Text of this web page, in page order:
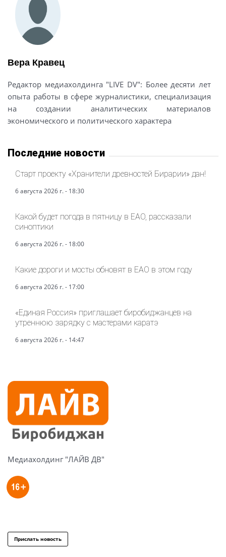
Вера Кравец
Редактор медиахолдинга "LIVE DV": Более десяти лет
опыта работы в сфере журналистики, специализация
на создании аналитических материалов
экономического и политического характера
Последние новости
Старт проекту «Хранители древностей Бирарии» дан!
6 августа 2026 г. - 18:30
Какой будет погода в пятницу в ЕАО, рассказали
синоптики
6 августа 2026 г. - 18:00
Какие дороги и мосты обновят в ЕАО в этом году
6 августа 2026 г. - 17:00
«Единая Россия» приглашает биробиджанцев на
утреннюю зарядку с мастерами каратэ
6 августа 2026 г. - 14:47
Медиахолдинг "ЛАЙВ ДВ"
Прислать новость